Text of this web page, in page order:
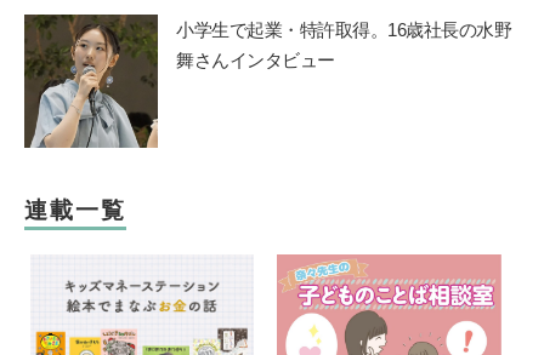
小学生で起業・特許取得。16歳社長の水野
舞さんインタビュー
連載一覧